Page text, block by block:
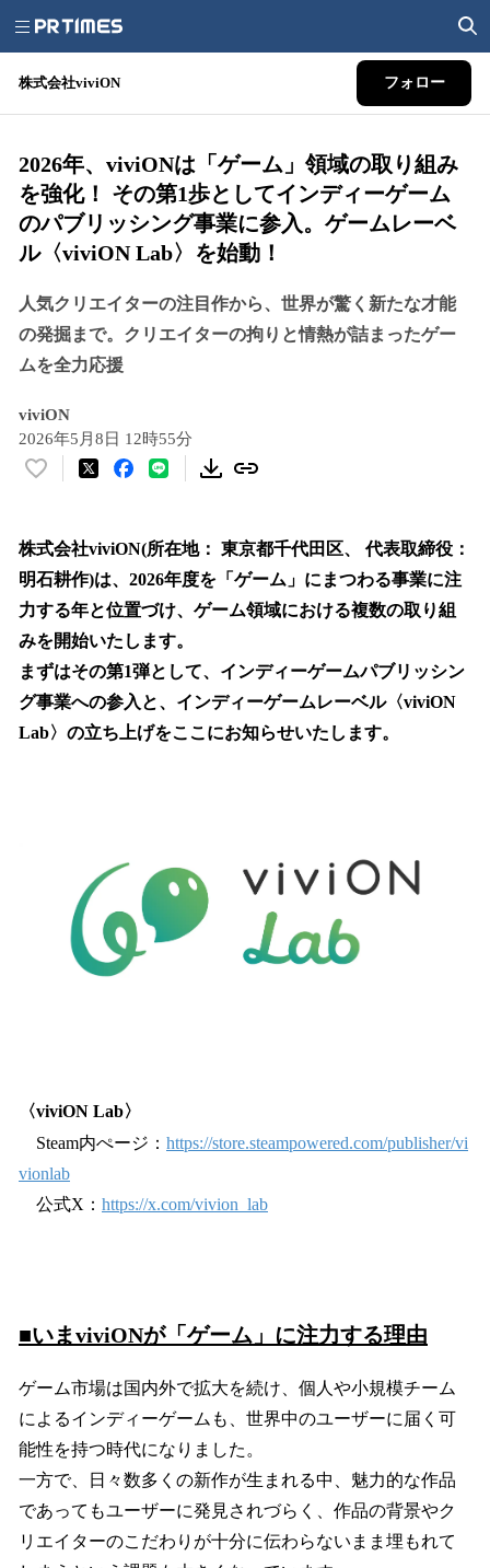
株式会社viviON フォロー
2026年、viviONは「ゲーム」領域の取り組み
を強化！ その第1歩としてインディーゲーム
のパブリッシング事業に参入。ゲームレーベ
ル〈viviON Lab〉を始動！
人気クリエイターの注目作から、世界が驚く新たな才能
の発掘まで。クリエイターの拘りと情熱が詰まったゲー
ムを全力応援
viviON
2026年5月8日 12時55分
い
！
数
を
読
み
込
み
中
で
株式会社viviON(所在地： 東京都千代田区、 代表取締役：
明石耕作)は、2026年度を「ゲーム」にまつわる事業に注
力する年と位置づけ、ゲーム領域における複数の取り組
みを開始いたします。
まずはその第1弾として、インディーゲームパブリッシン
グ事業への参入と、インディーゲームレーベル〈viviON
Lab〉の立ち上げをここにお知らせいたします。
〈viviON Lab〉
Steam内ぺージ： https://store.steampowered.com/publisher/vi
vionlab
公式X： https://x.com/vivion_lab
■いまviviONが「ゲーム」に注力する理由
ゲーム市場は国内外で拡大を続け、個人や小規模チーム
によるインディーゲームも、世界中のユーザーに届く可
能性を持つ時代になりました。
一方で、日々数多くの新作が生まれる中、魅力的な作品
であってもユーザーに発見されづらく、作品の背景やク
リエイターのこだわりが十分に伝わらないまま埋もれて